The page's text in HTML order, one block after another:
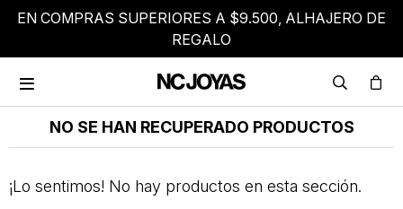
EN COMPRAS SUPERIORES A $9.500, ALHAJERO DE
REGALO

NO SE HAN RECUPERADO PRODUCTOS
¡Lo sentimos! No hay productos en esta sección.